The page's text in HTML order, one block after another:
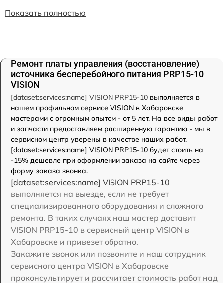
Показать полностью
Ремонт платы управления (восстановление)
источника бесперебойного питания PRP15-10
VISION
[dataset:services:name] VISION PRP15-10 выполняется в
нашем профильном сервисе VISION в Хабаровске
мастерами с огромным опытом - от 5 лет. На все виды работ
и запчасти предоставляем расширенную гарантию - мы в
сервисном центр уверены в качестве наших работ.
[dataset:services:name] VISION PRP15-10 будет стоить на
-15% дешевле при оформлении заказа на сайте через
форму заказа звонка.
[dataset:services:name] VISION PRP15-10
выполняется на выезде, если не требует
специализированного оборудования и сложного
ремонта. В таких случаях наш мастер доставит
VISION PRP15-10 в сервисный центр VISION в
Хабаровске и привезет обратно.
Закажите звонок или позвоните и наш сотрудник
сервисного центра VISION в Хабаровске
проконсультирует и рассчитает стоимость работ над